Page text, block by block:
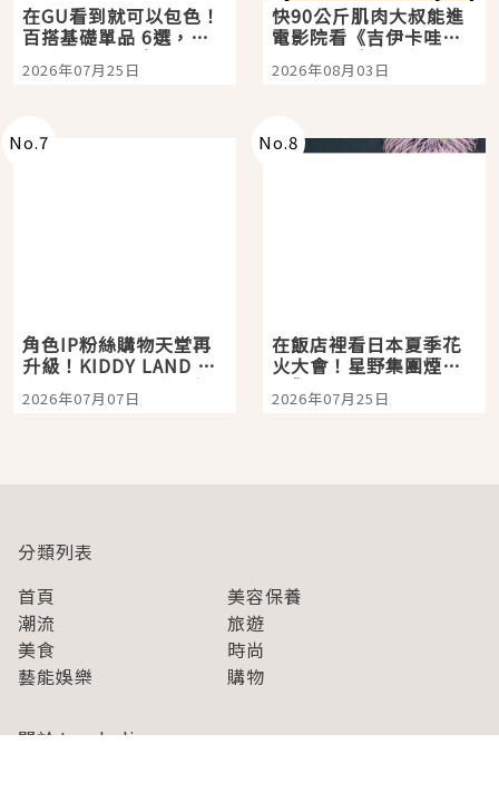
在GU看到就可以包色！
百搭基礎單品 6選，閉
眼全收也不心疼
2026年07月25日
快90公斤肌肉大叔能進
電影院看《吉伊卡哇》
嗎？日本重金屬樂團
「打首」會長與nagano
2026年08月03日
No.7
角色IP粉絲購物天堂再
升級！KIDDY LAND 原
宿店吉伊卡哇迎客，新
開幕 OMOKADO 店3分
2026年07月07日
No.8
在飯店裡看日本夏季花
火大會！星野集團煙火
景觀飯店6選，讓你不用
人擠人悠閒欣賞
2026年07月25日
分類列表
首頁
美容保養
潮流
旅遊
美食
時尚
藝能娛樂
購物
關於Japaholic